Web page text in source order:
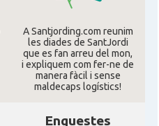
A Santjording.com reunim
les diades de SantJordi
que es fan arreu del mon,
i expliquem com fer-ne de
manera fàcil i sense
maldecaps logí­stics!
Enquestes